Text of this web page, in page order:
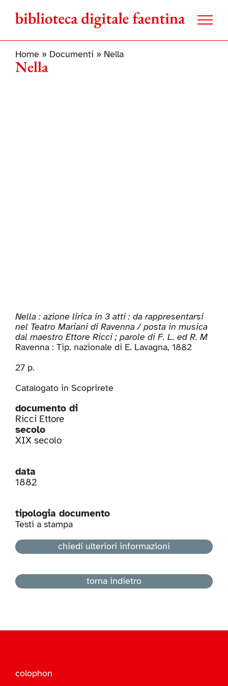
contenuto
Home» Documenti » Nella
Nella
Nella : azione lirica in 3 atti : da rappresentarsi
nel Teatro Mariani di Ravenna / posta in musica
dal maestro Ettore Ricci ; parole di F. L. ed R. M
Ravenna : Tip. nazionale di E. Lavagna, 1882
27 p.
Catalogato in Scoprirete
documento di
Ricci Ettore
secolo
XIX secolo
data
1882
tipologia documento
Testi a stampa
chiedi ulteriori informazioni
torna indietro
colophon